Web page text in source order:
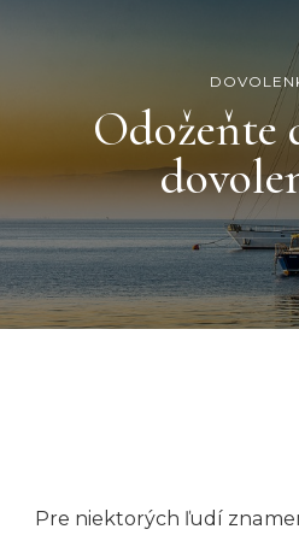
Odožeňte
Pre niektorých ľudí